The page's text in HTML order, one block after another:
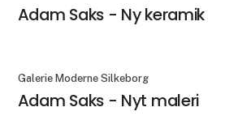
Adam Saks - Ny keramik
Galerie Moderne Silkeborg
Adam Saks - Nyt maleri